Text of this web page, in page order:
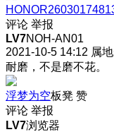
评论 举报
LV7NOH-AN01
2021-10-5 14:12 属
耐磨，不是磨不花。
浮梦为空板凳 赞
评论 举报
LV7浏览器